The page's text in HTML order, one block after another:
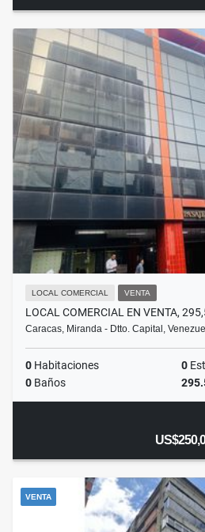
LOCAL COMERCIAL VENTA
LOCAL COMERCIAL EN VENTA,
Caracas, Miranda - Dtto. Capital,
0 Habitaciones 0
0 Baños
VENTA